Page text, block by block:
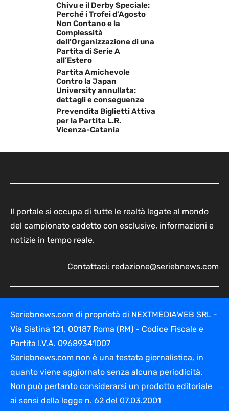
Chivu e il Derby Speciale:
Perché i Trofei d’Agosto
Non Contano e la
Complessità
dell’Organizzazione di una
Partita di Serie A
all’Estero
Partita Amichevole
Contro la Japan
University annullata:
dettagli e conseguenze
Prevendita Biglietti Attiva
per la Partita L.R.
Vicenza-Catania
Il portale si occupa di tutte le realtà legate al mondo
del campionato cadetto con esclusive, informazioni e
notizie in tempo reale.
Contattaci: redazione@seriebnews.com
Seriebnews.com di proprietà di NEXTMEDIAWEB SRL -
Via Sistina 121, 00187 Roma (RM) - Codice Fiscale e
Partita I.V.A. 09689341007
Seriebnews.com non è una testata giornalistica, in
quanto viene aggiornato senza alcuna periodicità.
Non può pertanto considerarsi un prodotto editoriale
ai sensi della legge n. 62 del 07.03.2001